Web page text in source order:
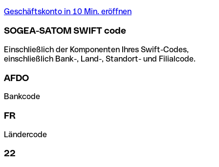
Geschäftskonto in 10 Min. eröffnen
SOGEA-SATOM SWIFT code
Einschließlich der Komponenten Ihres Swift-Codes,
einschließlich Bank-, Land-, Standort- und Filialcode.
AFDO
Bankcode
FR
Ländercode
22